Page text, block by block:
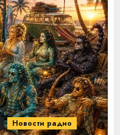
Новости радио